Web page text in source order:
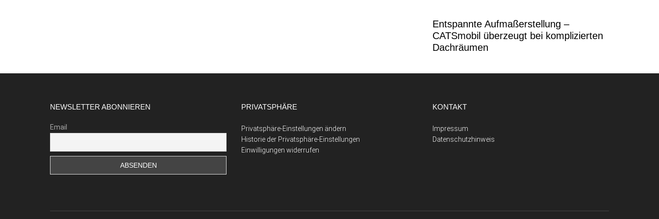
Entspannte Aufmaßerstellung –
CATSmobil überzeugt bei komplizierten
Dachräumen
NEWSLETTER ABONNIEREN
Email
PRIVATSPHÄRE
Privatsphäre-Einstellungen ändern
Historie der Privatsphäre-Einstellungen
Einwilligungen widerrufen
KONTAKT
Impressum
Datenschutzhinweis